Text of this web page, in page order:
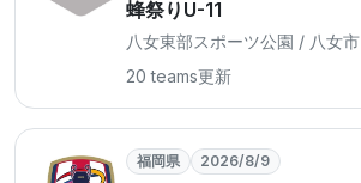
蜂祭りU-11
八女東部スポーツ公園 / 八女市
20 teams更新
福岡県 2026/8/9